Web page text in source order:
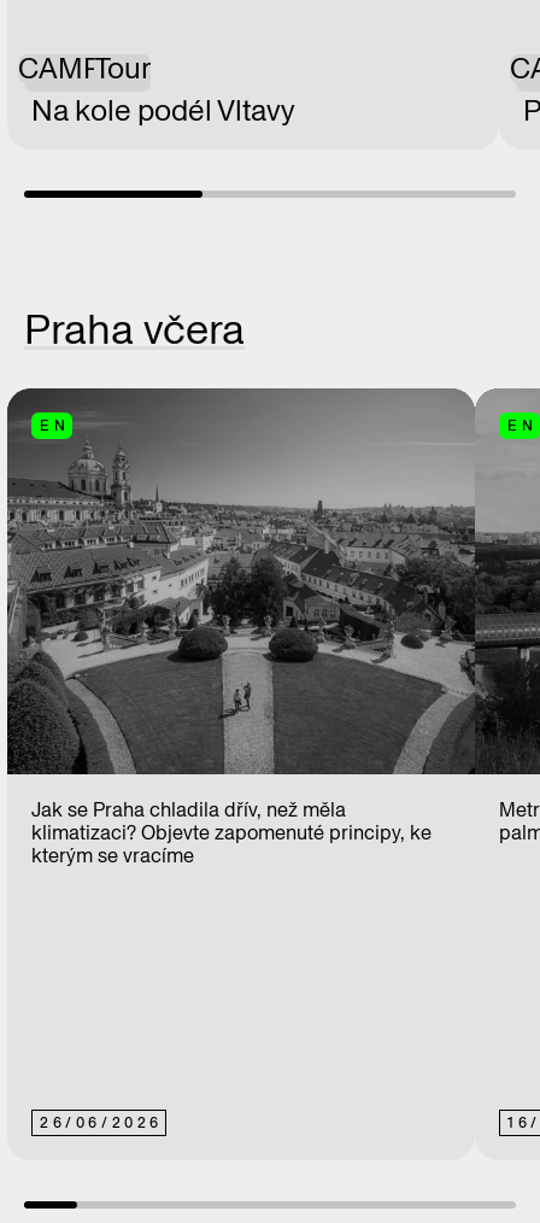
CAMPTour
Na kole podél Vltavy
Praha včera
EN
26/ 06/ 2026
Jak se Praha chladila dřív, než měla
klimatizaci? Objevte zapomenuté principy, ke
kterým se vracíme
EN
16/